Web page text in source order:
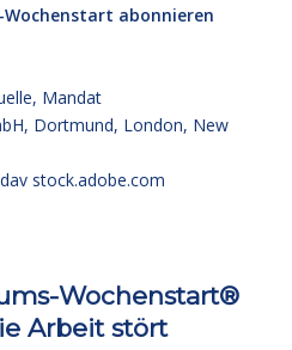
abonnieren
, Mandat
Dortmund, London, New
stock.adobe.com
Wochenstart®
Arbeit stört